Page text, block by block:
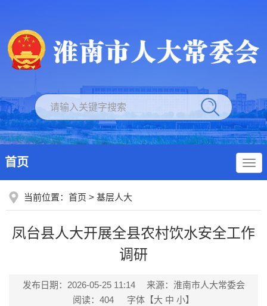
首页
当前位置： 首页 > 基层人大
凤台县人大开展全县农村饮水安全工作
调研
发布日期：2026-05-25 11:14
来源：淮南市人大常委会
阅读： 404 字体【大 中 小】